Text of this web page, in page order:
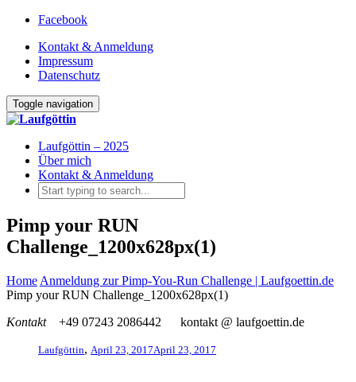
Facebook
Kontakt & Anmeldung
Impressum
Datenschutz
Toggle navigation
Laufgöttin – 2025
Über mich
Kontakt & Anmeldung
Pimp your RUN
Challenge_1200x628px(1)
Home Anmeldung zur Pimp-You-Run Challenge | Laufgoettin.de
Pimp your RUN Challenge_1200x628px(1)
Kontakt
+49 07243 2086442 kontakt @ laufgoettin.de
Laufgöttin, April 23, 2017April 23, 2017